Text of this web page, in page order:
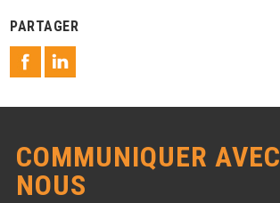
PARTAGER
COMMUNIQUER AVEC
NOUS